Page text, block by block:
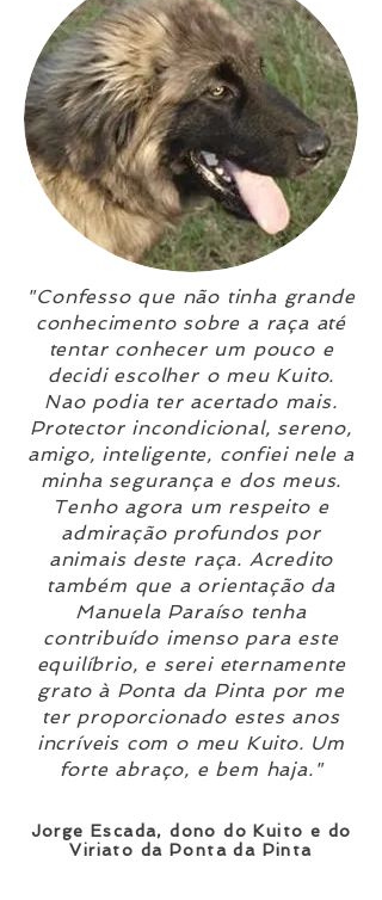
"Confesso que não tinha grande
conhecimento sobre a raça até
tentar conhecer um pouco e
decidi escolher o meu Kuito.
Nao podia ter acertado mais.
Protector incondicional, sereno,
amigo, inteligente, confiei nele a
minha segurança e dos meus.
Tenho agora um respeito e
admiração profundos por
animais deste raça. Acredito
também que a orientação da
Manuela Paraíso tenha
contribuído imenso para este
equilíbrio, e serei eternamente
grato à Ponta da Pinta por me
ter proporcionado estes anos
incríveis com o meu Kuito. Um
forte abraço, e bem haja."
Jorge Escada, dono do Kuito e do
Viriato da Ponta da Pinta